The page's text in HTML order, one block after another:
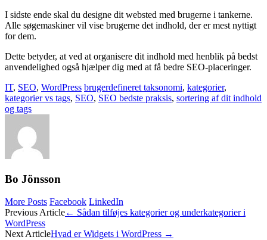
I sidste ende skal du designe dit websted med brugerne i tankerne.
Alle søgemaskiner vil vise brugerne det indhold, der er mest nyttigt
for dem.
Dette betyder, at ved at organisere dit indhold med henblik på bedst
anvendelighed også hjælper dig med at få bedre SEO-placeringer.
IT, SEO, WordPress brugerdefineret taksonomi, kategorier,
kategorier vs tags, SEO, SEO bedste praksis, sortering af dit indhold
og tags
Bo Jönsson
More Posts Facebook LinkedIn
Post
navigation
Previous Article← Sådan tilføjes kategorier og underkategorier i
WordPress
Next ArticleHvad er Widgets i WordPress →